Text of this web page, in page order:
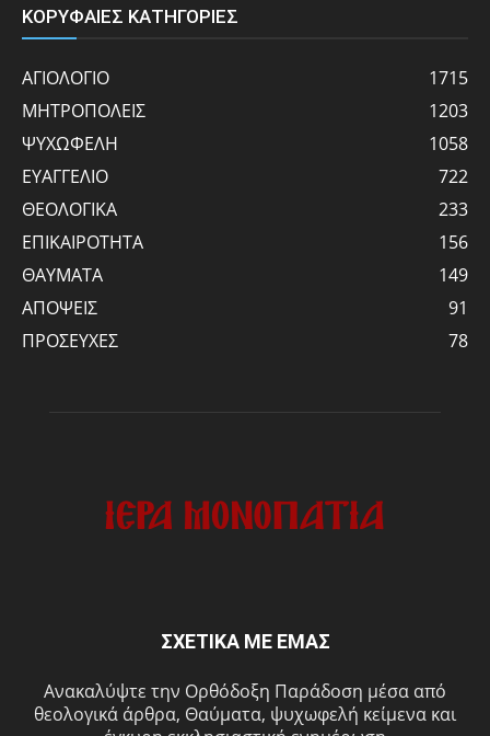
ΚΟΡΥΦΑΙΕΣ ΚΑΤΗΓΟΡΙΕΣ
ΑΓΙΟΛΟΓΙΟ
1715
ΜΗΤΡΟΠΟΛΕΙΣ
1203
ΨΥΧΩΦΕΛΗ
1058
ΕΥΑΓΓΕΛΙΟ
722
ΘΕΟΛΟΓΙΚΑ
233
ΕΠΙΚΑΙΡΟΤΗΤΑ
156
ΘΑΥΜΑΤΑ
149
ΑΠΟΨΕΙΣ
91
ΠΡΟΣΕΥΧΕΣ
78
ΣΧΕΤΙΚΑ ΜΕ ΕΜΑΣ
Ανακαλύψτε την Ορθόδοξη Παράδοση μέσα από
θεολογικά άρθρα, Θαύματα, ψυχωφελή κείμενα και